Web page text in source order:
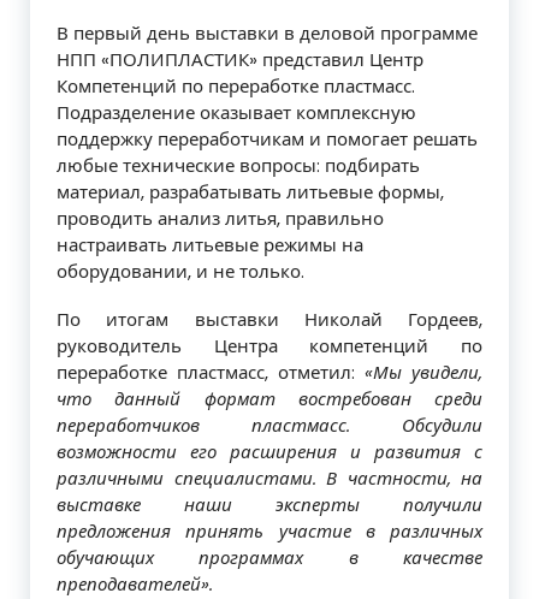
В первый день выставки в деловой программе
НПП «ПОЛИПЛАСТИК» представил Центр
Компетенций по переработке пластмасс.
Подразделение оказывает комплексную
поддержку переработчикам и помогает решать
любые технические вопросы: подбирать
материал, разрабатывать литьевые формы,
проводить анализ литья, правильно
настраивать литьевые режимы на
оборудовании, и не только.
По итогам выставки Николай Гордеев,
руководитель Центра компетенций по
переработке пластмасс, отметил: «Мы увидели,
что данный формат востребован среди
переработчиков пластмасс. Обсудили
возможности его расширения и развития с
различными специалистами. В частности, на
выставке наши эксперты получили
предложения принять участие в различных
обучающих программах в качестве
преподавателей».